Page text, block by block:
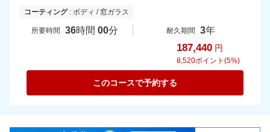
コーティング: ボディ / 窓ガラス
所要時間 36時間 00分 耐久期間 3年
187,440 円
8,520ポイント(5%)
このコースで予約する